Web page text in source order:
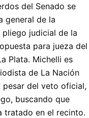
del Senado se
general de la
pliego judicial de la
para jueza del
Plata. Michelli es
de La Nación
pesar del veto oficial,
buscando que
tratado en el recinto.